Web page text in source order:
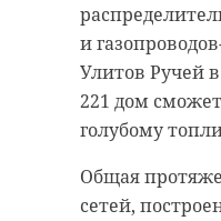
и
Улитов Ручей
221 дом
голубому
Общая
сетей,